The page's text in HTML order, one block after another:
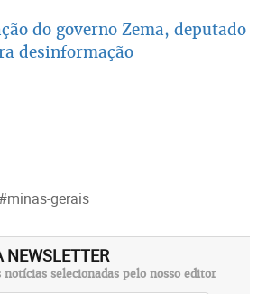
do governo Zema, deputado
desinformação
#minas-gerais
NEWSLETTER
notícias selecionadas pelo nosso editor